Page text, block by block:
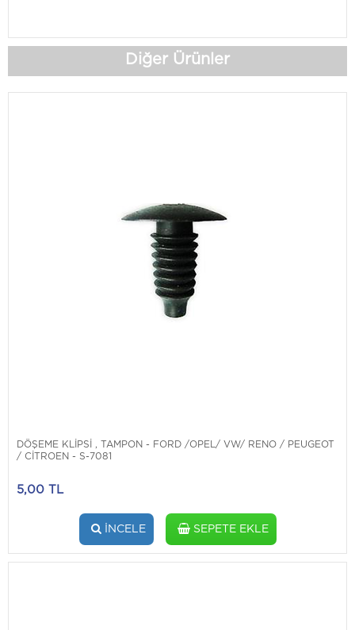
Diğer Ürünler
DÖŞEME KLİPSİ , TAMPON - FORD /OPEL/ VW/ RENO / PEUGEOT
/ CİTROEN - S-7081
5,00 TL
İNCELE SEPETE EKLE